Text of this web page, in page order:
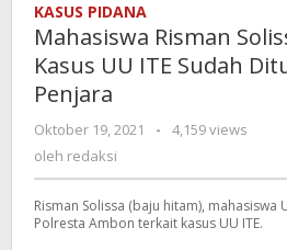
KASUS PIDANA
Mahasiswa Risman
Kasus UU ITE Sudah
Penjara
Oktober 19, 2021
oleh
-
4,159 views
oleh redaksi
Risman Solissa (baju hitam), mahasiswa
Polresta Ambon terkait kasus UU ITE.